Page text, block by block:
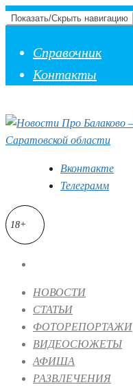
Показать/Скрыть навигацию
Справочник
Контакты
Вконтакте
Телеграмм
18+
НОВОСТИ
СТАТЬИ
ФОТОРЕПОРТАЖИ
ВИДЕОСЮЖЕТЫ
АФИША
РАЗВЛЕЧЕНИЯ